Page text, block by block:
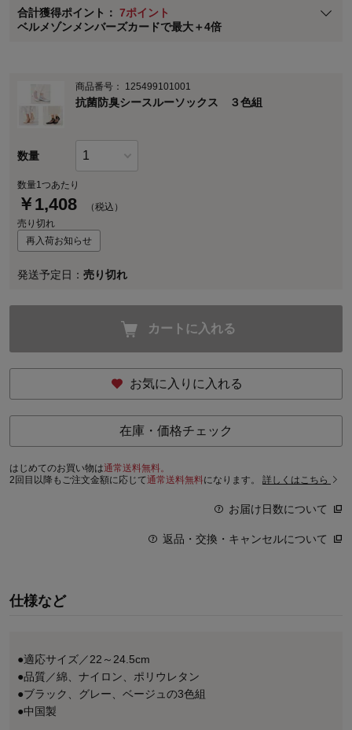
合計獲得ポイント： 7ポイント
ベルメゾンメンバーズカードで最大＋4倍
※メンバーズカードの加算ポイントはステージ倍率適用前の基本ポイント
に対して適用されます。
商品番号： 125499101001
抗菌防臭シースルーソックス ３色組
数量
数量1つあたり
￥ 1,408
（税込）
売り切れ
再入荷お知らせ
発送予定日： 売り切れ
カートに入れる
お気に入りに入れる
在庫・価格チェック
はじめてのお買い物は通常送料無料。
2回目以降もご注文金額に応じて通常送料無料になります。 詳しくはこちら
お届け日数について
返品・交換・キャンセルについて
仕様など
●適応サイズ／22～24.5cm
●品質／綿、ナイロン、ポリウレタン
●ブラック、グレー、ベージュの3色組
●中国製